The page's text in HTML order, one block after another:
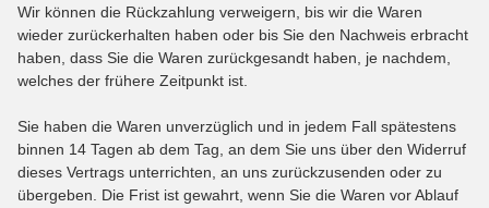
Wir können die Rückzahlung verweigern, bis wir die Waren
wieder zurückerhalten haben oder bis Sie den Nachweis erbracht
haben, dass Sie die Waren zurückgesandt haben, je nachdem,
welches der frühere Zeitpunkt ist.
Sie haben die Waren unverzüglich und in jedem Fall spätestens
binnen 14 Tagen ab dem Tag, an dem Sie uns über den Widerruf
dieses Vertrags unterrichten, an uns zurückzusenden oder zu
übergeben. Die Frist ist gewahrt, wenn Sie die Waren vor Ablauf